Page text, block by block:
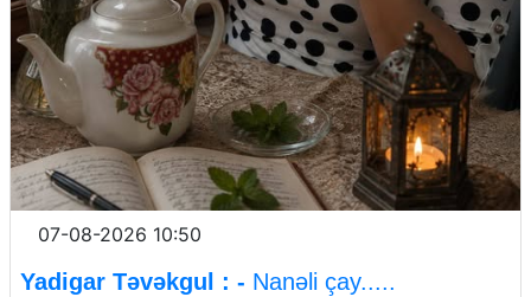
07-08-2026 10:50
Yadigar Təvəkgul : - Nanəli çay.....